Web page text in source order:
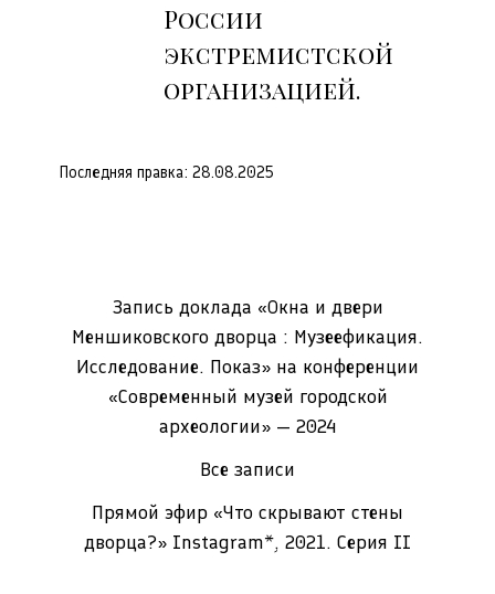
России
экстремистской
организацией.
Последняя правка: 28.08.2025
Запись доклада «Окна и двери
Меншиковского дворца : Музеефикация.
Исследование. Показ» на конференции
«Современный музей городской
археологии» — 2024
Все записи
Прямой эфир «Что скрывают стены
дворца?» Instagram*, 2021. Серия II